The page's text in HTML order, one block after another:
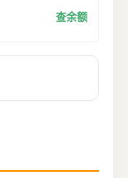
查余额